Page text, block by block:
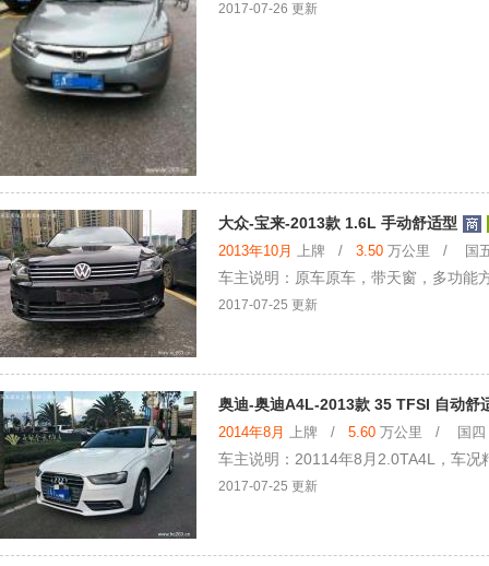
2017-07-26 更新
大众-宝来-2013款 1.6L 手动舒适型
2013年10月 上牌 / 3.50 万公里 / 国五
车主说明：原车原车，带天窗，多功能
2017-07-25 更新
奥迪-奥迪A4L-2013款 35 TFSI 自动舒
2014年8月 上牌 / 5.60 万公里 / 国四 /
车主说明：20114年8月2.0TA4L，车
2017-07-25 更新